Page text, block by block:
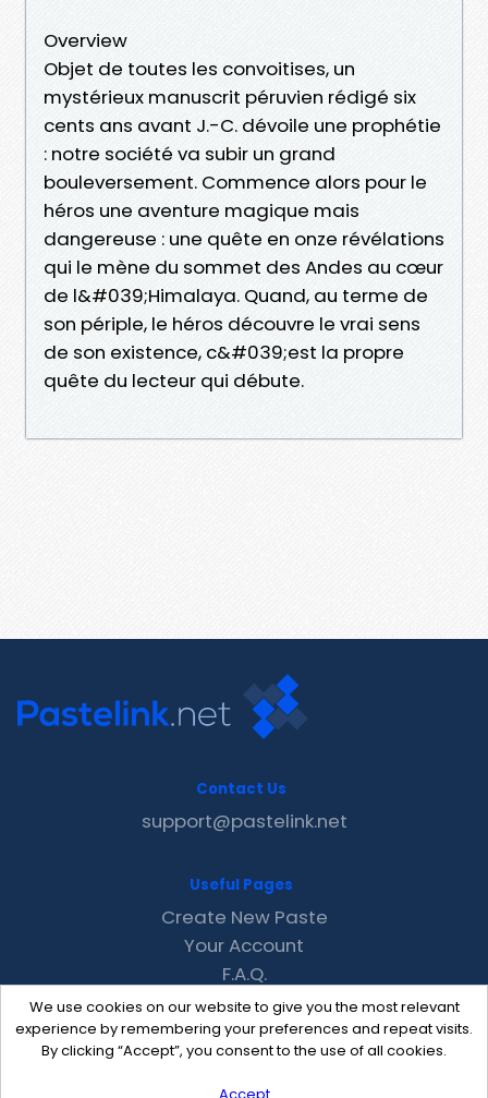
Overview
Objet de toutes les convoitises, un
mystérieux manuscrit péruvien rédigé six
cents ans avant J.-C. dévoile une prophétie
: notre société va subir un grand
bouleversement. Commence alors pour le
héros une aventure magique mais
dangereuse : une quête en onze révélations
qui le mène du sommet des Andes au cœur
de l&#039;Himalaya. Quand, au terme de
son périple, le héros découvre le vrai sens
de son existence, c&#039;est la propre
quête du lecteur qui débute.
We use cookies on our website to give you the most relevant
experience by remembering your preferences and repeat visits.
By clicking “Accept”, you consent to the use of all cookies.
Contact Us
support@pastelink.net
Useful Pages
Create New Paste
Your Account
F.A.Q.
Recent
Contact